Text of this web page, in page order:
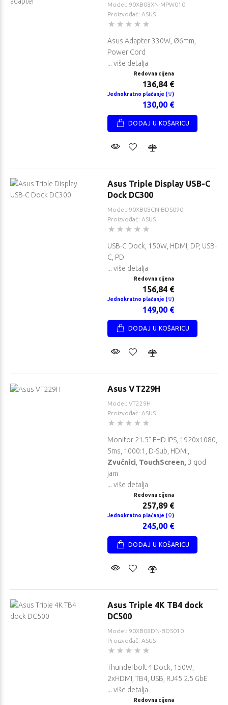
Model: 90XB08XN-MPW010
Proizvođač: ASUS
Asus Adapter 330W, Ø6mm,
Power Cord
... više detalja
Redovna cijena
136,84 €
Jednokratno plaćanje ( )
130,00 €
DODAJ U KOŠARICU
Asus Triple Display USB-C
Dock DC300
Model: 90XB08CN-BDS090
Proizvođač: ASUS
USB-C Dock, 150W, HDMI, DP, USB-
C, PD
... više detalja
Redovna cijena
156,84 €
Jednokratno plaćanje ( )
149,00 €
DODAJ U KOŠARICU
Asus VT229H
Model: VT229H
Proizvođač: ASUS
Monitor 21.5" FHD IPS, 1920x1080,
5ms, 1000:1, D-Sub, HDMI,
Zvučnici TouchScreen, 3 god
jam
... više detalja
Redovna cijena
257,89 €
Jednokratno plaćanje ( )
245,00 €
DODAJ U KOŠARICU
Asus Triple 4K TB4 dock
DC500
Model: 90XB08DN-BDS010
Proizvođač: ASUS
Thunderbolt 4 Dock, 150W,
2xHDMI, TB4, USB, RJ45 2.5 GbE
... više detalja
Redovna cijena